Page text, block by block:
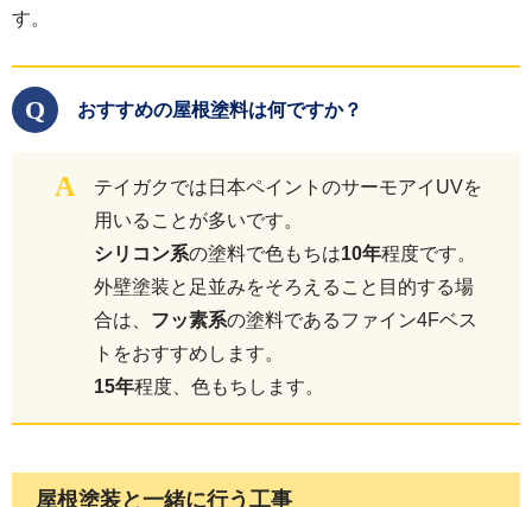
す。
Q おすすめの屋根塗料は何ですか？
A
テイガクでは日本ペイントのサーモアイUVを
用いることが多いです。
シリコン系の塗料で色もちは10年程度です。
外壁塗装と足並みをそろえること目的する場
合は、 フッ素系の塗料であるファイン4Fベス
トをおすすめします。
15年程度、色もちします。
屋根塗装と一緒に行う工事